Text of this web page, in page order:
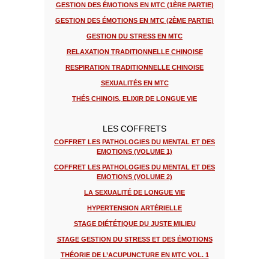
GESTION DES ÉMOTIONS EN MTC (1ÈRE PARTIE)
GESTION DES ÉMOTIONS EN MTC (2ÈME PARTIE)
GESTION DU STRESS EN MTC
RELAXATION TRADITIONNELLE CHINOISE
RESPIRATION TRADITIONNELLE CHINOISE
SEXUALITÉS EN MTC
THÉS CHINOIS, ELIXIR DE LONGUE VIE
LES COFFRETS
COFFRET LES PATHOLOGIES DU MENTAL ET DES
EMOTIONS (VOLUME 1)
COFFRET LES PATHOLOGIES DU MENTAL ET DES
EMOTIONS (VOLUME 2)
LA SEXUALITÉ DE LONGUE VIE
HYPERTENSION ARTÉRIELLE
STAGE DIÉTÉTIQUE DU JUSTE MILIEU
STAGE GESTION DU STRESS ET DES ÉMOTIONS
THÉORIE DE L’ACUPUNCTURE EN MTC VOL. 1